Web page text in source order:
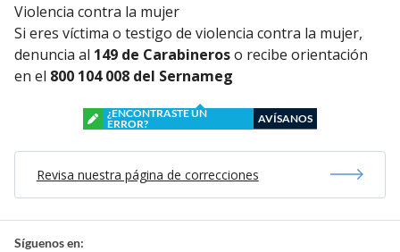
Violencia contra la mujer
Si eres víctima o testigo de violencia contra la mujer,
denuncia al 149 de Carabineroso recibe orientación
en el 800 104 008 del Sernameg
¿ENCONTRASTE UN
ERROR?
AVÍSANOS
Revisa nuestra página de correcciones
Síguenos en: